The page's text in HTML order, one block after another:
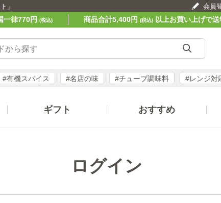
」 会員
一律770円 (税込) 商品合計5,400円 (税込)以上お買い上げで送
#有機スパイス #名店の味 #チューブ調味料 #レンジ対
ギフト おすすめ
ログイン